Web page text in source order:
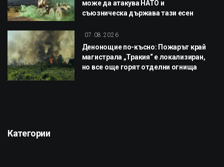
може да атакува НАТО и
съюзническа държава тази есен
07.08.2026
Денонощие по-късно: Пожарът край
магистрала „Тракия“ е локализиран,
но все още горят отделни огнища
Категории